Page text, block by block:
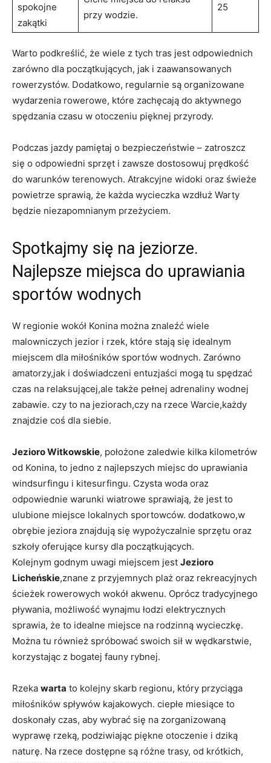
spokojne
zakątki
przy wodzie.
25
Warto podkreślić, że wiele z tych tras jest odpowiednich
zarówno dla początkujących, jak i zaawansowanych
rowerzystów. Dodatkowo, regularnie są organizowane
wydarzenia rowerowe, które zachęcają do aktywnego
spędzania czasu w otoczeniu pięknej przyrody.
Podczas jazdy pamiętaj o bezpieczeństwie – zatroszcz
się o odpowiedni sprzęt i zawsze dostosowuj prędkość
do warunków terenowych. Atrakcyjne widoki oraz świeże
powietrze sprawią, że każda wycieczka wzdłuż Warty
będzie niezapomnianym przeżyciem.
Spotkajmy się na jeziorze.
Najlepsze miejsca do uprawiania
sportów wodnych
W regionie wokół Konina można znaleźć wiele
malowniczych jezior i rzek, które stają się idealnym
miejscem dla miłośników sportów wodnych. Zarówno
amatorzy,jak i doświadczeni entuzjaści mogą tu spędzać
czas na relaksującej,ale także pełnej adrenaliny wodnej
zabawie. czy to na jeziorach,czy na rzece Warcie,każdy
znajdzie coś dla siebie.
Jezioro Witkowskie, położone zaledwie kilka kilometrów
od Konina, to jedno z najlepszych miejsc do uprawiania
windsurfingu i kitesurfingu. Czysta woda oraz
odpowiednie warunki wiatrowe sprawiają, że jest to
ulubione miejsce lokalnych sportowców. dodatkowo,w
obrębie jeziora znajdują się wypożyczalnie sprzętu oraz
szkoły oferujące kursy dla początkujących.
Kolejnym godnym uwagi miejscem jest Jezioro
Licheńskie,znane z przyjemnych plaż oraz rekreacyjnych
ścieżek rowerowych wokół akwenu. Oprócz tradycyjnego
pływania, możliwość wynajmu łodzi elektrycznych
sprawia, że to idealne miejsce na rodzinną wycieczkę.
Można tu również spróbować swoich sił w wędkarstwie,
korzystając z bogatej fauny rybnej.
Rzeka warta to kolejny skarb regionu, który przyciąga
miłośników spływów kajakowych. ciepłe miesiące to
doskonały czas, aby wybrać się na zorganizowaną
wyprawę rzeką, podziwiając piękne otoczenie i dziką
naturę. Na rzece dostępne są różne trasy, od krótkich,